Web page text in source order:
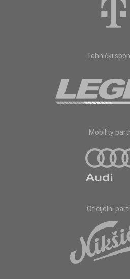
Tehnički
Mobility
Oficijelni